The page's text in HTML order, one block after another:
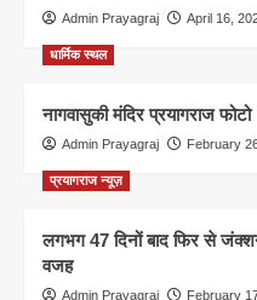
Admin Prayagraj April 16,
धार्मिक स्थल
नागवासुकी मंदिर प्रयागराज
Admin Prayagraj February
प्रयागराज न्यूज़
लगभग 47 दिनों बाद फिर से
वजह
Admin Prayagraj February